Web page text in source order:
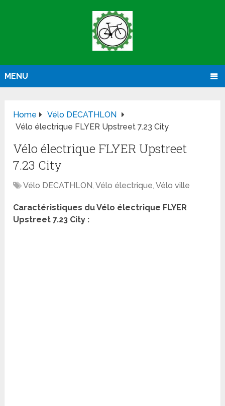
MENU
Home
Vélo DECATHLON
Vélo électrique FLYER Upstreet 7.23 City
Vélo électrique FLYER Upstreet
7.23 City
Vélo DECATHLON,Vélo électrique,Vélo ville
Caractéristiques du Vélo électrique FLYER
Upstreet 7.23 City :